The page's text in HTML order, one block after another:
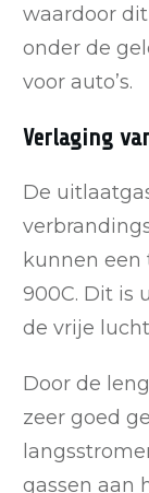
waardoor
onder de
voor auto’s.
Verlaging
De
kunnen een
900C. Dit is
de vrije
Door de
zeer goed
gassen aan